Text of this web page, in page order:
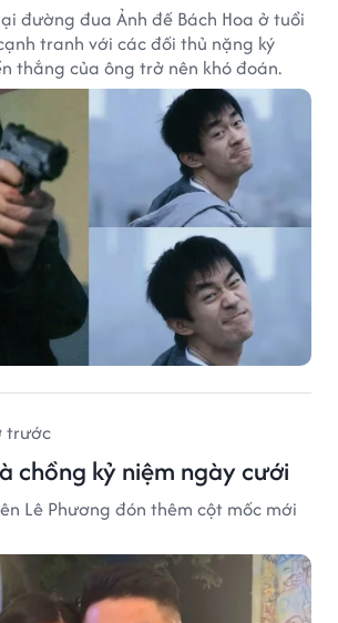
đường đua Ảnh đế Bách Hoa ở tuổi
tranh với các đối thủ nặng ký
thắng của ông trở nên khó đoán.
trước
chồng kỷ niệm ngày cưới
Lê Phương đón thêm cột mốc mới